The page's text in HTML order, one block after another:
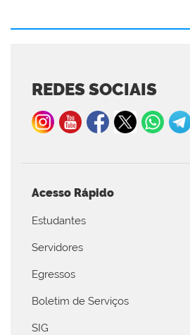
REDES SOCIAIS
Acesso Rápido
Estudantes
Servidores
Egressos
Boletim de Serviços
SIG